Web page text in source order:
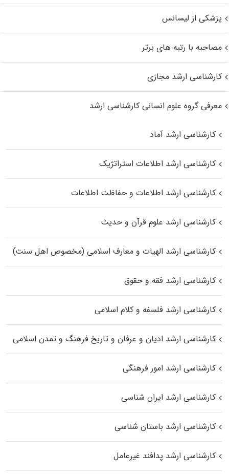
پزشکی از لیسانس
مصاحبه با رتبه های برتر
کارشناسی ارشد مجازی
معرفی گروه علوم انسانی کارشناسی ارشد
کارشناسی ارشد آماد
کارشناسی ارشد اطلاعات استراتژیک
کارشناسی ارشد اطلاعات و حفاظت اطلاعات
کارشناسی ارشد علوم قرآن و حدیث
کارشناسی ارشد الهیات و معارف اسلامی (مخصوص اهل سنت)
کارشناسی ارشد فقه و حقوق
کارشناسی ارشد فلسفه و کلام اسلامی
کارشناسی ارشد ادیان و عرفان و تاریخ فرهنگ و تمدن اسلامی
کارشناسی ارشد امور فرهنگی
کارشناسی ارشد ایران شناسی
کارشناسی ارشد باستان شناسی
کارشناسی ارشد پدافند غیرعامل